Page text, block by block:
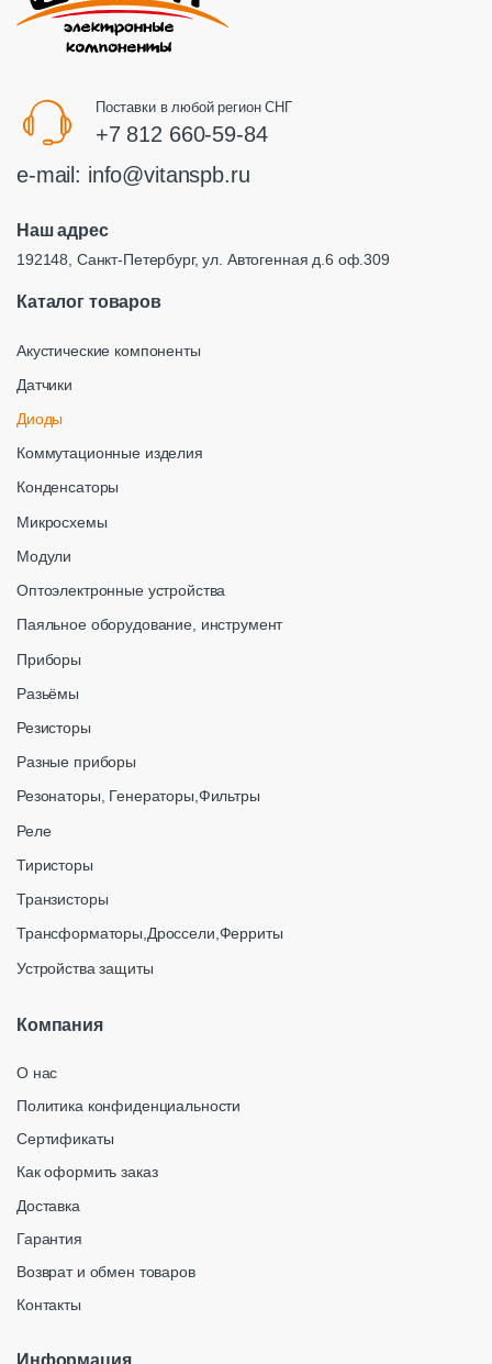
Поставки в любой регион СНГ
+7 812 660-59-84
e-mail: info@vitanspb.ru
Наш адрес
192148, Санкт-Петербург, ул. Автогенная д.6 оф.309
Каталог товаров
Акустические компоненты
Датчики
Диоды
Коммутационные изделия
Конденсаторы
Микросхемы
Модули
Оптоэлектронные устройства
Паяльное оборудование, инструмент
Приборы
Разьёмы
Резисторы
Разные приборы
Резонаторы, Генераторы,Фильтры
Реле
Тиристоры
Транзисторы
Трансформаторы,Дроссели,Ферриты
Устройства защиты
Компания
О нас
Политика конфиденциальности
Сертификаты
Как оформить заказ
Доставка
Гарантия
Возврат и обмен товаров
Контакты